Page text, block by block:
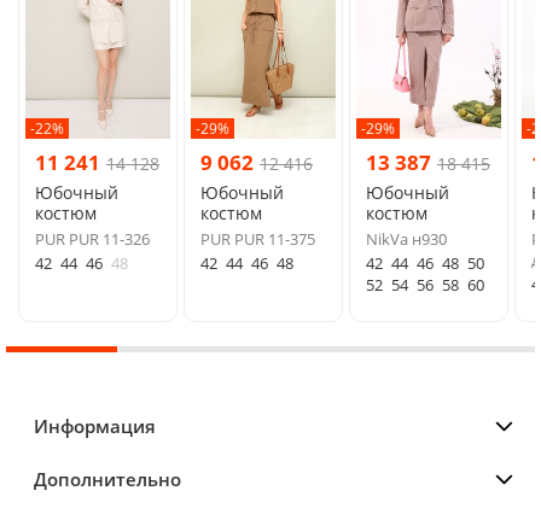
-22%
11 241 14 128
Юбочный
костюм
PUR PUR 11-326
42 44 46 48
-29%
9 062 12 416
Юбочный
костюм
PUR PUR 11-375
42 44 46 48
-29%
13 387 18 415
Юбочный
костюм
NikVa н930
42 44 46 48 50
52 54 56 58 60
-
Информация
Дополнительно